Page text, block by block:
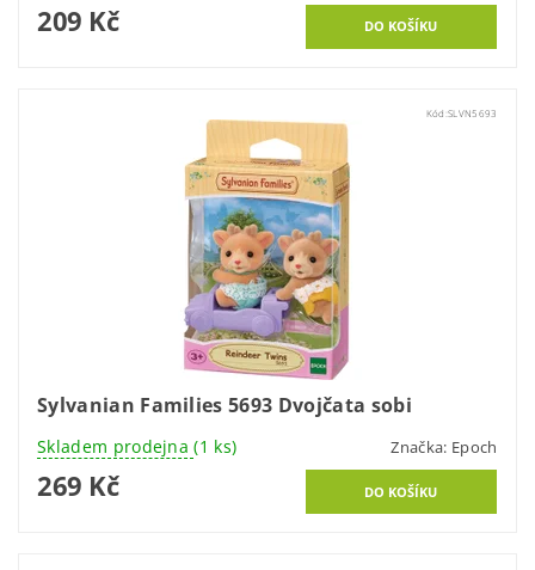
209 Kč
Kód: SLVN5693
Sylvanian Families 5693 Dvojčata sobi
Skladem prodejna(1 ks) Značka: Epoch
269 Kč